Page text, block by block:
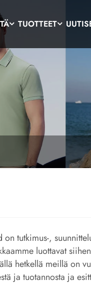
TUOTTEET
tutkimus-,
luottavat
hetkellä meillä on
ja tuotannosta ja